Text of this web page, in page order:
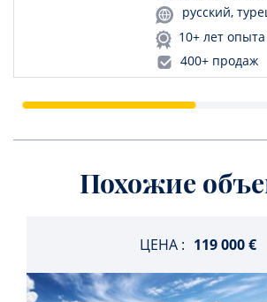
русский,
10+ лет опыта
400+ продаж
Похожие
ЦЕНА : 119 000 €